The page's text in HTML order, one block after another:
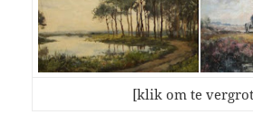
[klik om te